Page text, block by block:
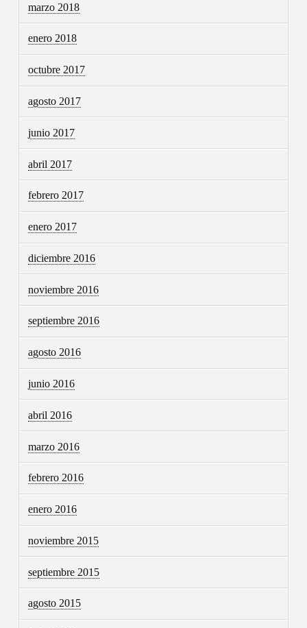
marzo 2018
enero 2018
octubre 2017
agosto 2017
junio 2017
abril 2017
febrero 2017
enero 2017
diciembre 2016
noviembre 2016
septiembre 2016
agosto 2016
junio 2016
abril 2016
marzo 2016
febrero 2016
enero 2016
noviembre 2015
septiembre 2015
agosto 2015